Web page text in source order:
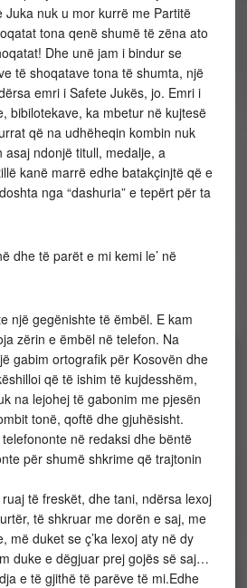
Juka nuk u mor kurrë me Partitë
tona qenë shumë të zëna ato
Dhe unë jam i bindur se
të shoqatave tona të shumta, një
emri i Safete Jukës, jo. Emri i
bibilotekave, ka mbetur në kujtesë
që na udhëheqin kombin nuk
asaj ndonjë titull, medalje, a
kanë marrë edhe batakçinjtë që e
nga “dashuria” e tepërt për ta
dhe të parët e mi kemi le’ në
një gegënishte të ëmbël. E kam
zërin e ëmbël në telefon. Na
gabim ortografik për Kosovën dhe
që të ishim të kujdesshëm,
na lejohej të gabonim me pjesën
tonë, qoftë dhe gjuhësisht.
në redaksi dhe bëntë
për shumë shkrime që trajtonin
të freskët, dhe tani, ndërsa lexoj
të shkruar me dorën e saj, me
më duket se ç’ka lexoj aty në dy
duke e dëgjuar prej gojës së saj…
e të gjithë të parëve të mi.Edhe